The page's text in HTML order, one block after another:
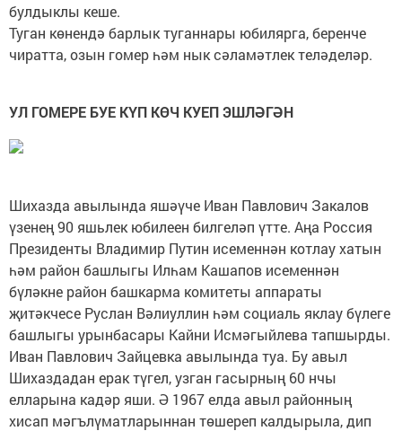
булдыклы кеше.
Туган көнендә барлык туганнары юбилярга, беренче
чиратта, озын гомер һәм нык сәламәтлек теләделәр.
УЛ ГОМЕРЕ БУЕ КҮП КӨЧ КУЕП ЭШЛӘГӘН
Шихазда авылында яшәүче Иван Павлович Закалов
үзенең 90 яшьлек юбилеен билгеләп үтте. Аңа Россия
Президенты Владимир Путин исеменнән котлау хатын
һәм район башлыгы Илһам Кашапов исеменнән
бүләкне район башкарма комитеты аппараты
җитәкчесе Руслан Вәлиуллин һәм социаль яклау бүлеге
башлыгы урынбасары Кайни Исмәгыйлева тапшырды.
Иван Павлович Зайцевка авылында туа. Бу авыл
Шихаздадан ерак түгел, узган гасырның 60 нчы
елларына кадәр яши. Ә 1967 елда авыл районның
хисап мәгълүматларыннан төшереп калдырыла, дип